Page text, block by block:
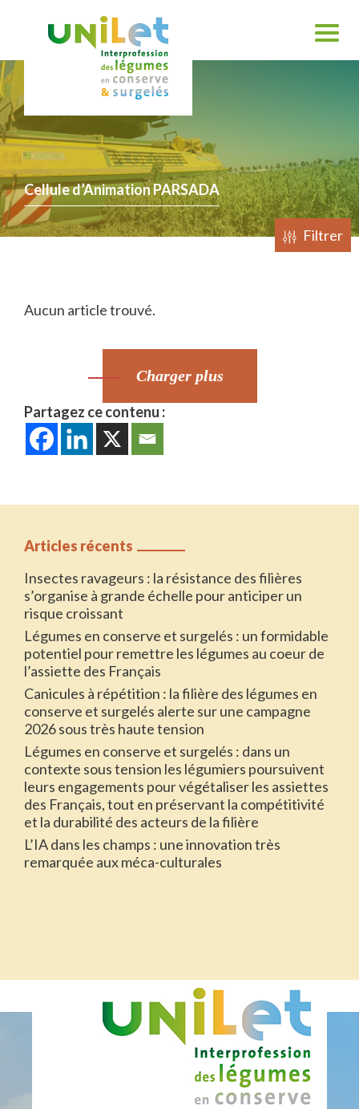
Cellule d’Animation PARSADA
Filtrer
Aucun article trouvé.
Charger plus
Partagez ce contenu :
Articles récents
Insectes ravageurs : la résistance des filières
s’organise à grande échelle pour anticiper un
risque croissant
Légumes en conserve et surgelés : un formidable
potentiel pour remettre les légumes au coeur de
l’assiette des Français
Canicules à répétition : la filière des légumes en
conserve et surgelés alerte sur une campagne
2026 sous très haute tension
Légumes en conserve et surgelés : dans un
contexte sous tension les légumiers poursuivent
leurs engagements pour végétaliser les assiettes
des Français, tout en préservant la compétitivité
et la durabilité des acteurs de la filière
L’IA dans les champs : une innovation très
remarquée aux méca-culturales